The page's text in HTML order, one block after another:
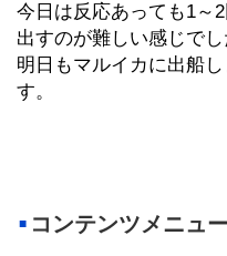
今日は反応あっても1～
出すのが難しい感じでし
明日もマルイカに出船
す。
コンテンツメニュー